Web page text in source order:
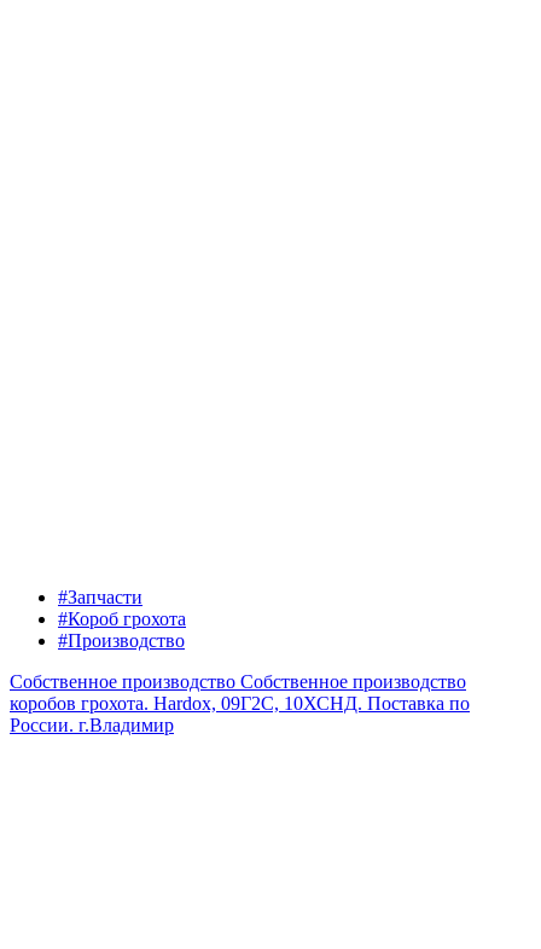
#Запчасти
#Короб грохота
#Производство
Собственное производство Собственное производство
коробов грохота. Hardox, 09Г2С, 10ХСНД. Поставка по
России. г.Владимир